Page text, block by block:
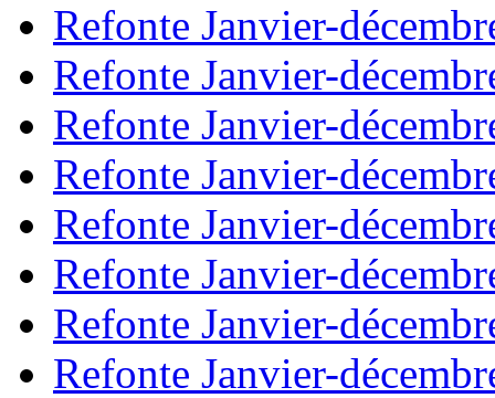
Refonte Janvier-
Refonte Janvier-
Refonte Janvier-
Refonte Janvier-
Refonte Janvier-
Refonte Janvier-
Refonte Janvier-
Refonte Janvier-